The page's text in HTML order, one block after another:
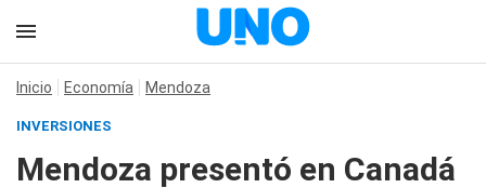
Inicio Economía Mendoza
INVERSIONES
Mendoza presentó en Canadá